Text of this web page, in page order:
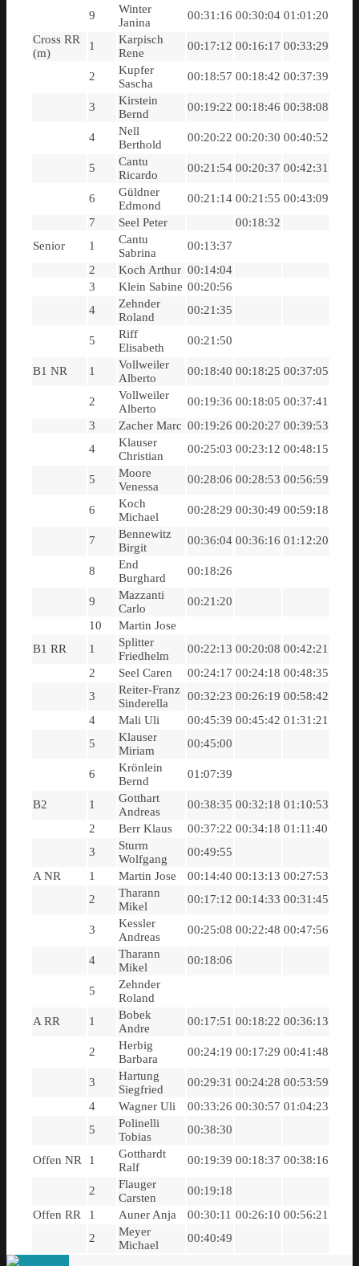
9
Winter
Janina
00:31:16 00:30:04 01:01:20
Cross RR
(m)
1
Karpisch
Rene
00:17:12 00:16:17 00:33:29
2
Kupfer
Sascha
00:18:57 00:18:42 00:37:39
3
Kirstein
Bernd
00:19:22 00:18:46 00:38:08
4
Nell
Berthold
00:20:22 00:20:30 00:40:52
5
Cantu
Ricardo
00:21:54 00:20:37 00:42:31
6
Güldner
Edmond
00:21:14 00:21:55 00:43:09
7
Seel Peter
00:18:32
Senior
1
Cantu
Sabrina
00:13:37
2
Koch Arthur 00:14:04
3
Klein Sabine 00:20:56
4
Zehnder
Roland
00:21:35
5
Riff
Elisabeth
00:21:50
B1 NR 1
Vollweiler
Alberto
00:18:40 00:18:25 00:37:05
2
Vollweiler
Alberto
00:19:36 00:18:05 00:37:41
3
Zacher Marc 00:19:26 00:20:27 00:39:53
4
Klauser
Christian
00:25:03 00:23:12 00:48:15
5
Moore
Venessa
00:28:06 00:28:53 00:56:59
6
Koch
Michael
00:28:29 00:30:49 00:59:18
7
Bennewitz
Birgit
00:36:04 00:36:16 01:12:20
8
End
Burghard
00:18:26
9
Mazzanti
Carlo
00:21:20
10
Martin Jose
B1 RR
1
Splitter
Friedhelm
00:22:13 00:20:08 00:42:21
2
Seel Caren 00:24:17 00:24:18 00:48:35
3
Reiter-Franz
Sinderella
00:32:23 00:26:19 00:58:42
4
Mali Uli 00:45:39 00:45:42 01:31:21
5
Klauser
Miriam
00:45:00
6
Krönlein
Bernd
01:07:39
B2 1
Gotthart
Andreas
00:38:35 00:32:18 01:10:53
2
Berr Klaus 00:37:22 00:34:18 01:11:40
3
Sturm
Wolfgang
00:49:55
A NR
1 Martin Jose 00:14:40 00:13:13 00:27:53
2
Tharann
Mikel
00:17:12 00:14:33 00:31:45
3
Kessler
Andreas
00:25:08 00:22:48 00:47:56
4
Tharann
Mikel
00:18:06
5
Zehnder
Roland
A RR
1
Bobek
Andre
00:17:51 00:18:22 00:36:13
2
Herbig
Barbara
00:24:19 00:17:29 00:41:48
3
Hartung
Siegfried
00:29:31 00:24:28 00:53:59
4
Wagner Uli 00:33:26 00:30:57 01:04:23
5
Polinelli
Tobias
00:38:30
Offen NR 1
Gotthardt
Ralf
00:19:39 00:18:37 00:38:16
2
Flauger
Carsten
00:19:18
Offen RR
1 Auner Anja 00:30:11 00:26:10 00:56:21
2
Meyer
Michael
00:40:49